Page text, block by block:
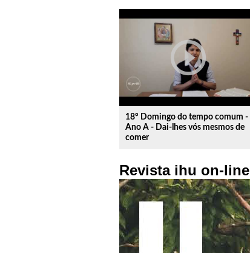
play_circle_outline
18º Domingo do tempo comum -
Ano A - Dai-lhes vós mesmos de
comer
Revista ihu on-line